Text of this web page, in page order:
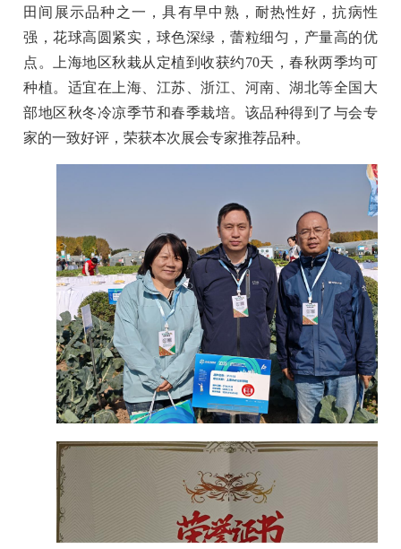
田间展示品种之一，具有早中熟，耐热性好，抗病性
强，花球高圆紧实，球色深绿，蕾粒细匀，产量高的优
点。上海地区秋栽从定植到收获约70天，春秋两季均可
种植。适宜在上海、江苏、浙江、河南、湖北等全国大
部地区秋冬冷凉季节和春季栽培。该品种得到了与会专
家的一致好评，荣获本次展会专家推荐品种。